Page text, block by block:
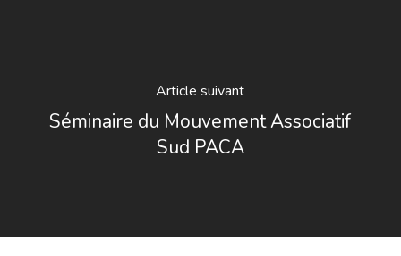
Article suivant
Séminaire du Mouvement Associatif
Sud PACA